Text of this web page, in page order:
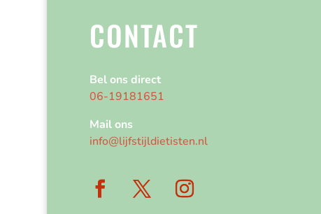
CONTACT
Bel ons direct
06-19181651
Mail ons
info@lijfstijldietisten.nl